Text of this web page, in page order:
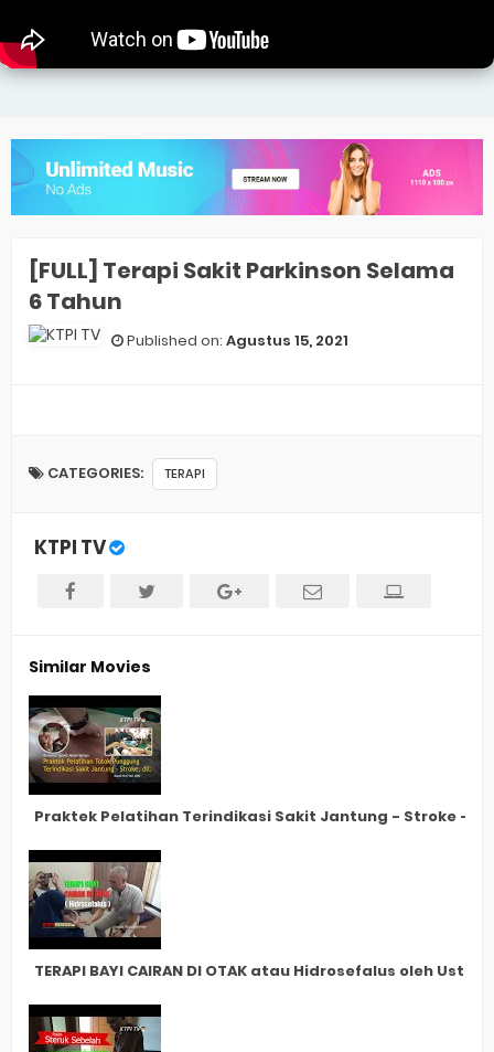
[FULL] Terapi Sakit Parkinson Selama
6 Tahun
Published on: Agustus 15, 2021
CATEGORIES: TERAPI
KTPI TV
Similar Movies
Praktek Pelatihan Terindikasi Sakit Jantung - Stroke -
TERAPI BAYI CAIRAN DI OTAK atau Hidrosefalus oleh